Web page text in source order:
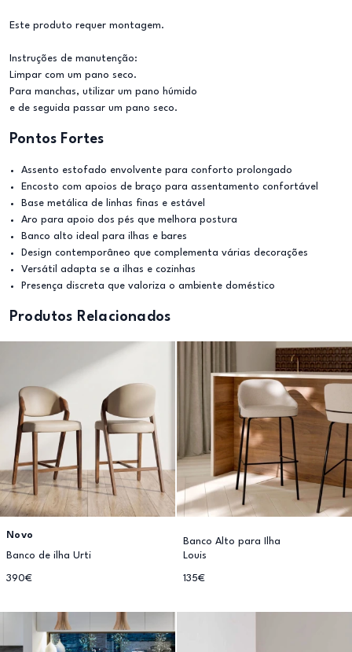
Este produto requer montagem.
Instruções de manutenção:
Limpar com um pano seco.
Para manchas, utilizar um pano húmido
e de seguida passar um pano seco.
Pontos Fortes
Assento estofado envolvente para conforto prolongado
Encosto com apoios de braço para assentamento confortável
Base metálica de linhas finas e estável
Aro para apoio dos pés que melhora postura
Banco alto ideal para ilhas e bares
Design contemporâneo que complementa várias decorações
Versátil adapta se a ilhas e cozinhas
Presença discreta que valoriza o ambiente doméstico
Produtos Relacionados
Novo
Banco de ilha Urti
390€
Banco Alto para Ilha
Louis
135€